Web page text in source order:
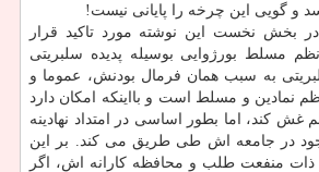
و گویی این چرخه را پایانی نیست!
بخش نخست این نوشته مورد تاكید قرار
مسلط بورژوایی بوسیله پدیده سلبریتی
به سبب همان فرمال بودنش، عموما و
نمادین و مسلط است و بااینكه امكان دارد
كند، اما بطور اساسی در امتداد نهادینه
در جامعه اش طی طریق می كند. بر این
ذات منفعت طلب و محافظه كارانه اش، اگر